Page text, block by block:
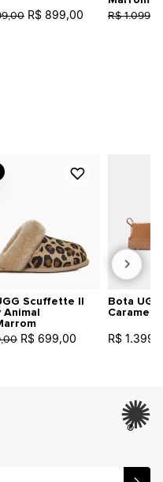
R$ 899,00
R$
Scuffette II
Animal
R$ 699,00
Bota
Caramelo
R$
®